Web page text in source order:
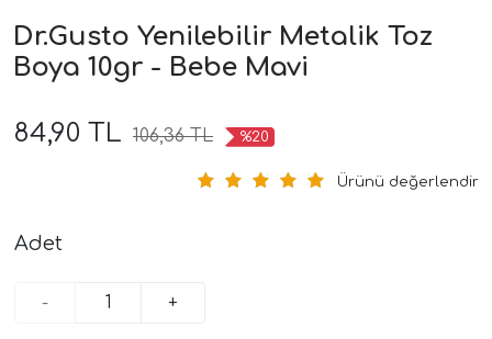
Dr.Gusto Yenilebilir Metalik Toz
Boya 10gr - Bebe Mavi
84,90 TL 106,36 TL %20
Ürünü değerlendir
Adet
- +